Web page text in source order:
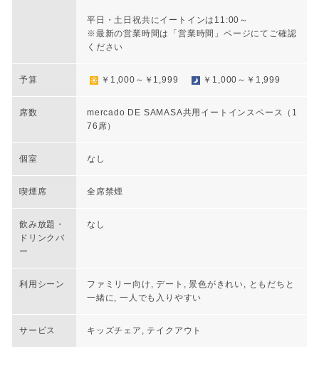
平日・土日祝共にイートインは11:00～
※最新の営業時間は「営業時間」ページにてご確認
ください
予算 ￥1,000～￥1,999 ￥1,000～￥1,999
席数
mercado DE SAMASA共用イートインスペース（1
76席）
個室 なし
喫煙席 全席禁煙
飲み放題・
ドリンクバ
ー
なし
利用シーン
ファミリー向け, デート, 景色がきれい, ともだちと
一緒に, 一人でも入りやすい
サービス キッズチェア, テイクアウト